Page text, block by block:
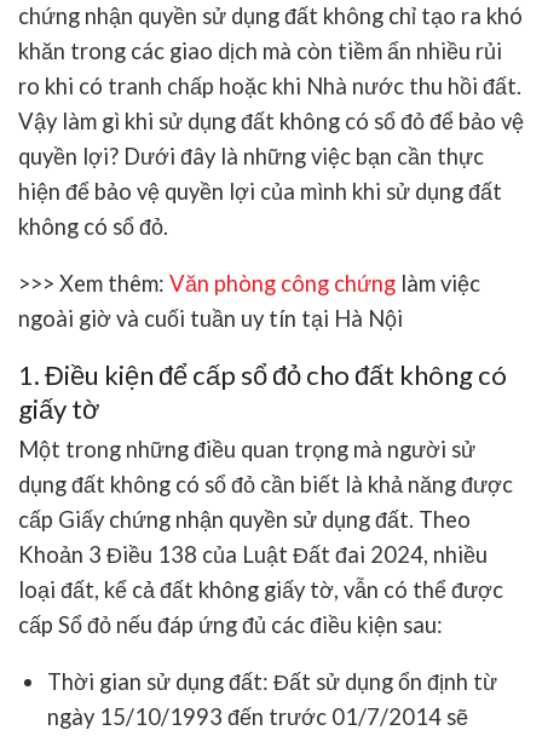
chứng nhận quyền sử dụng đất không chỉ tạo ra khó
khăn trong các giao dịch mà còn tiềm ẩn nhiều rủi
ro khi có tranh chấp hoặc khi Nhà nước thu hồi đất.
Vậy làm gì khi sử dụng đất không có sổ đỏ để bảo vệ
quyền lợi? Dưới đây là những việc bạn cần thực
hiện để bảo vệ quyền lợi của mình khi sử dụng đất
không có sổ đỏ.
>>> Xem thêm: Văn phòng công chứng làm việc
ngoài giờ và cuối tuần uy tín tại Hà Nội
1. Điều kiện để cấp sổ đỏ cho đất không có
giấy tờ
Một trong những điều quan trọng mà người sử
dụng đất không có sổ đỏ cần biết là khả năng được
cấp Giấy chứng nhận quyền sử dụng đất. Theo
Khoản 3 Điều 138 của Luật Đất đai 2024, nhiều
loại đất, kể cả đất không giấy tờ, vẫn có thể được
cấp Sổ đỏ nếu đáp ứng đủ các điều kiện sau:
Thời gian sử dụng đất: Đất sử dụng ổn định từ
ngày 15/10/1993 đến trước 01/7/2014 sẽ